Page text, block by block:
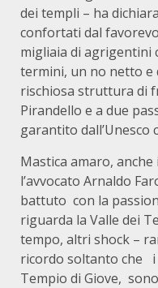
dei templi – ha
confortati dal
migliaia di agrigentini
termini, un no netto e
rischiosa struttura di
Pirandello e a due
garantito dall’Unesco
Mastica amaro,
l’avvocato Arnaldo
battuto con la
riguarda la Valle dei
tempo, altri shock –
ricordo soltanto che i
Tempio di Giove,